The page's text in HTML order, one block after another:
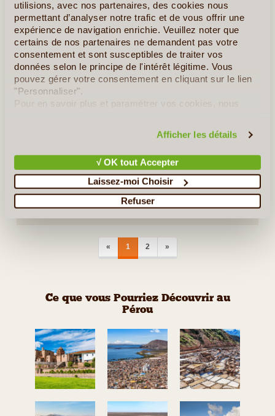
utilisions, avec nos partenaires, des cookies nous
permettant d’analyser notre trafic et de vous offrir une
expérience de navigation enrichie. Veuillez noter que
certains de nos partenaires ne demandent pas votre
consentement et sont susceptibles de traiter vos
données selon le principe de l'intérêt légitime. Vous
pouvez gérer votre consentement en cliquant sur le lien
"Personnaliser".
Pour en savoir plus et paramétrer vos cookies, nous
Afficher les détails
√ OK tout Accepter
Laissez-moi Choisir
Refuser
Ce voyage de 9 jours vous emmène au cœur des paysages
emblématiques et des cultures fascinantes du Pérou. De la
vibrante Lima aux ruelles chargées d’histoire de Cusco, en
passant par les villages colorés de la (...)
En détail ≻
Des Andes Péruviennes à L’Essentiel du Chili
Les Incontournables et la Côte Pacifique
Regards Andins
Aventures Amazoniennes au Pérou
«PREVIOUS
1 2 »NEXT
Ce que vous Pourriez Découvrir au
Pérou